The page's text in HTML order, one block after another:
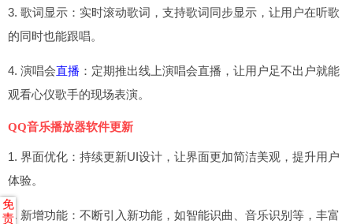
3. 歌词显示：实时滚动歌词，支持歌词同步显示，让用户在听歌
的同时也能跟唱。
4. 演唱会直播 ：定期推出线上演唱会直播，让用户足不出户就能
观看心仪歌手的现场表演。
QQ音乐播放器软件更新
1. 界面优化：持续更新UI设计，让界面更加简洁美观，提升用户
体验。
2. 新增功能：不断引入新功能，如智能识曲、音乐识别等，丰富
免
责